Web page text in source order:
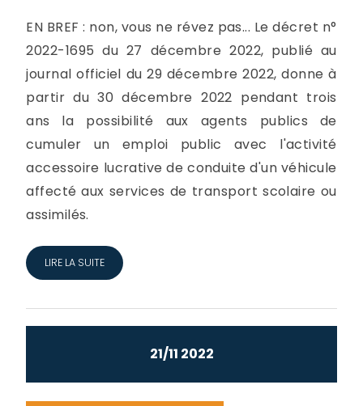
EN BREF : non, vous ne révez pas... Le décret n°
2022-1695 du 27 décembre 2022, publié au
journal officiel du 29 décembre 2022, donne à
partir du 30 décembre 2022 pendant trois
ans la possibilité aux agents publics de
cumuler un emploi public avec l'activité
accessoire lucrative de conduite d'un véhicule
affecté aux services de transport scolaire ou
assimilés.
LIRE LA SUITE
21/11 2022